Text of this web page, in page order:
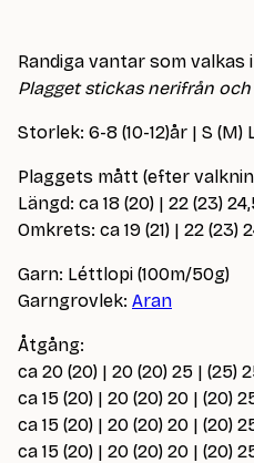
Randiga vantar som
Plagget stickas nerifrån
Storlek: 6-8 (10-12)år | S (M)
Plaggets mått (efter
Längd: ca 18 (20) | 22 (23)
Omkrets: ca 19 (21) | 22 (23)
Garn: Léttlopi (100m/50g)
Garngrovlek: Aran
Åtgång:
ca 20 (20) | 20 (20) 25 | (25)
ca 15 (20) | 20 (20) 20 | (20)
ca 15 (20) | 20 (20) 20 | (20)
ca 15 (20) | 20 (20) 20 | (20)